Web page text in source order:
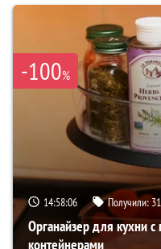
-100%
14:58:05 Получили:
Органайзер для кухни
контейнерами